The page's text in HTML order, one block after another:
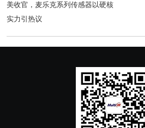
美收官，麦乐克系列传感器以硬核
实力引热议